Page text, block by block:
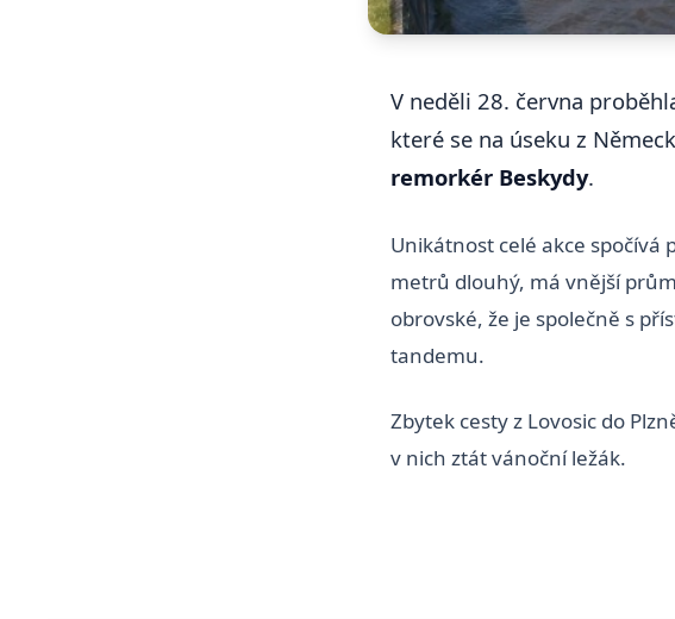
V neděli 28. června
které se na úseku z
remorkér Beskydy.
Unikátnost celé akce spočívá
metrů dlouhý, má vnější
obrovské, že je společně s
tandemu.
Zbytek cesty z Lovosic do
v nich ztát vánoční ležák.